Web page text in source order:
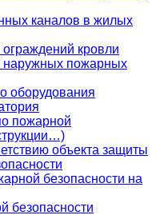
каналов в жилых
кровли
наружных пожарных
оборудования
пожарной
объекта защиты
безопасности на
безопасности